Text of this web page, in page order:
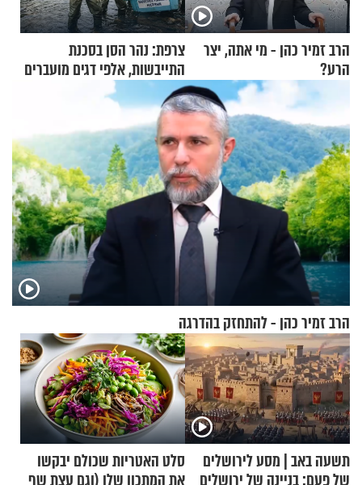
הרב זמיר כהן - מי אתה, יצר
הרע?
צרפת: נהר הסן בסכנת
התייבשות, אלפי דגים מועברים
במבצעי חילוץ
הרב זמיר כהן - להתחזק בהדרגה
תשעה באב | מסע לירושלים
סלט האטריות שכולם יבקשו